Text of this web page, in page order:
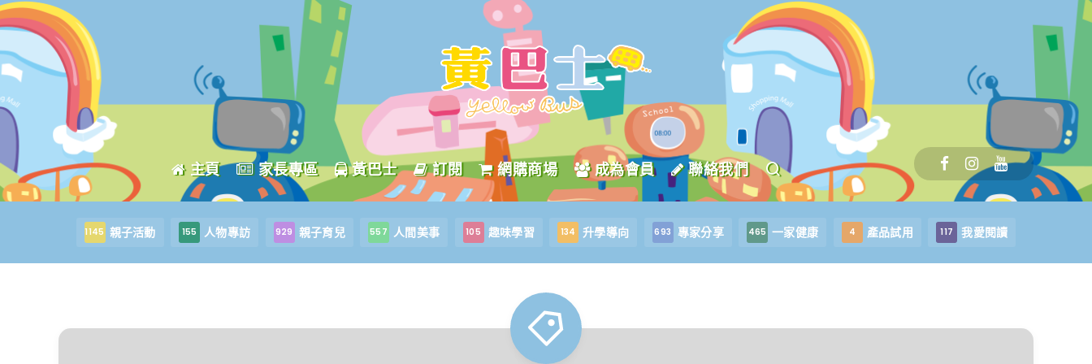
主頁 家長專區 黃巴士 訂閱 網購商場 成為會員 聯絡我們
1145 親子活動 155 人物專訪 929 親子育兒 557 人間美事 105 趣味學習 134 升學導向 693 專家分享 465 一家健康 4 產品試用 117 我愛閱讀